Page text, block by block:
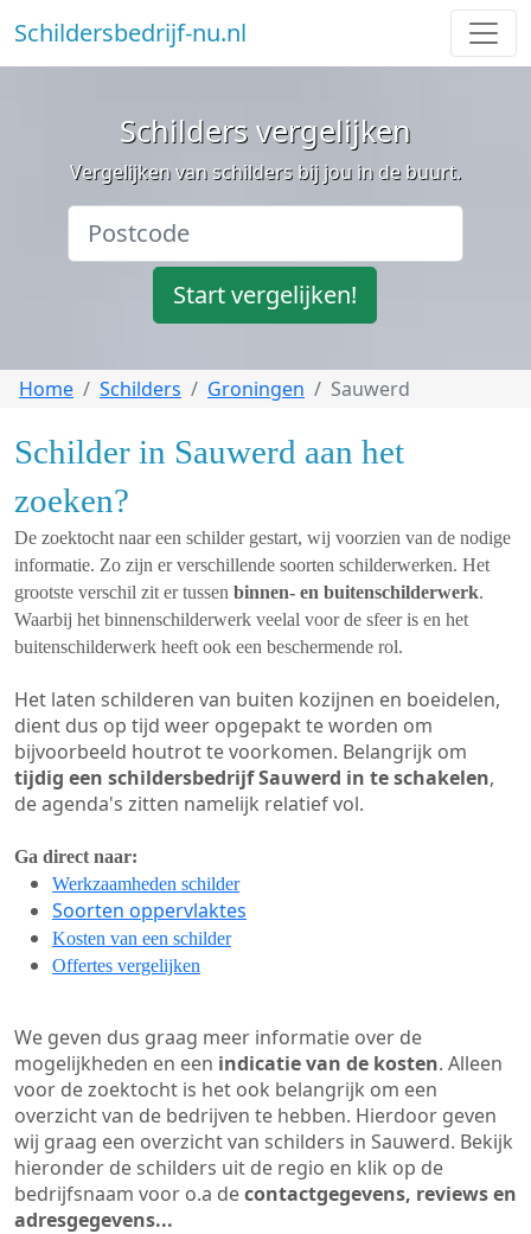
Schildersbedrijf-nu.nl
Schilders vergelijken
Vergelijken van schilders bij jou in de buurt.
Start vergelijken!
Home Schilders Groningen Sauwerd
Schilder in Sauwerd aan het
zoeken?
De zoektocht naar een schilder gestart, wij voorzien van de nodige
informatie. Zo zijn er verschillende soorten schilderwerken. Het
grootste verschil zit er tussen binnen- en buitenschilderwerk.
Waarbij het binnenschilderwerk veelal voor de sfeer is en het
buitenschilderwerk heeft ook een beschermende rol.
Het laten schilderen van buiten kozijnen en boeidelen,
dient dus op tijd weer opgepakt te worden om
bijvoorbeeld houtrot te voorkomen. Belangrijk om
tijdig een schildersbedrijf Sauwerd in te schakelen,
de agenda's zitten namelijk relatief vol.
Ga direct naar:
Werkzaamheden schilder
Soorten oppervlaktes
Kosten van een schilder
Offertes vergelijken
We geven dus graag meer informatie over de
mogelijkheden en een indicatie van de kosten. Alleen
voor de zoektocht is het ook belangrijk om een
overzicht van de bedrijven te hebben. Hierdoor geven
wij graag een overzicht van schilders in Sauwerd. Bekijk
hieronder de schilders uit de regio en klik op de
bedrijfsnaam voor o.a decontactgegevens, reviews en
adresgegevens...